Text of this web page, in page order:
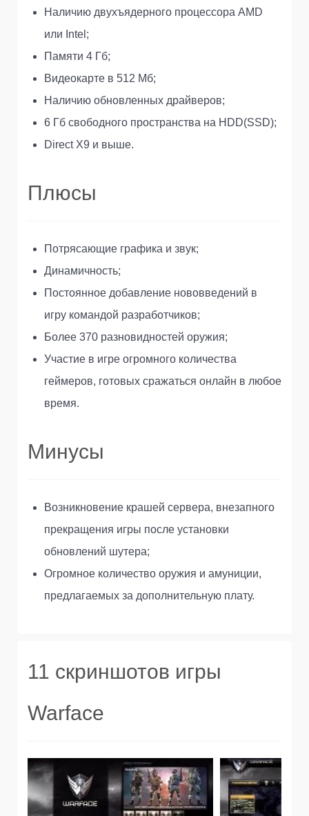
Наличию двухъядерного процессора AMD
или Intel;
Памяти 4 Гб;
Видеокарте в 512 Мб;
Наличию обновленных драйверов;
6 Гб свободного пространства на HDD(SSD);
Direct X9 и выше.
Плюсы
Потрясающие графика и звук;
Динамичность;
Постоянное добавление нововведений в
игру командой разработчиков;
Более 370 разновидностей оружия;
Участие в игре огромного количества
геймеров, готовых сражаться онлайн в любое
время.
Минусы
Возникновение крашей сервера, внезапного
прекращения игры после установки
обновлений шутера;
Огромное количество оружия и амуниции,
предлагаемых за дополнительную плату.
11 скриншотов игры
Warface